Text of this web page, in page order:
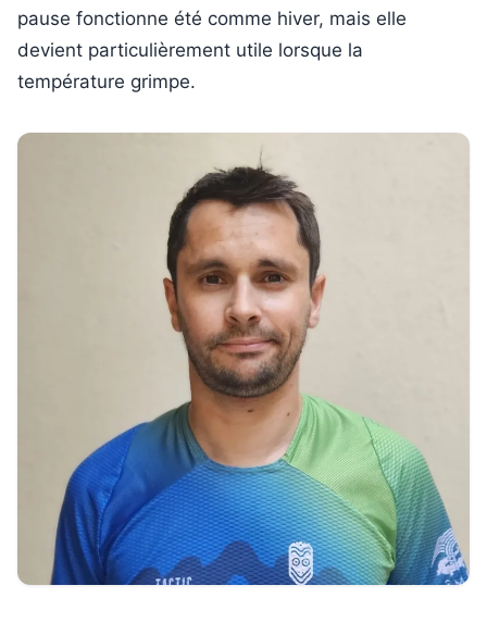
pause fonctionne été comme hiver, mais elle
devient particulièrement utile lorsque la
température grimpe.